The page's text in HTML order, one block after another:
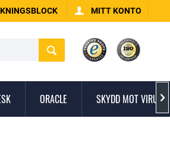
MITT KONTO
ORACLE SKYDD MOT VIRUS